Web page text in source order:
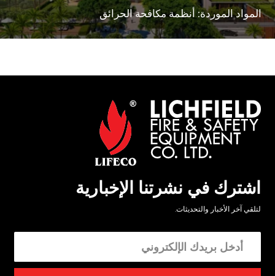
المواد الموردة: أنظمة مكافحة الحرائق
اشترك في نشرتنا الإخبارية
لتلقي آخر الأخبار والتحديثات.